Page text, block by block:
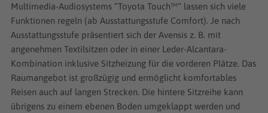
Multimedia-Audiosystems “Toyota Touch™” lassen sich viele
Funktionen regeln (ab Ausstattungsstufe Comfort). Je nach
Ausstattungsstufe präsentiert sich der Avensis z. B. mit
angenehmen Textilsitzen oder in einer Leder-Alcantara-
Kombination inklusive Sitzheizung für die vorderen Plätze. Das
Raumangebot ist großzügig und ermöglicht komfortables
Reisen auch auf langen Strecken. Die hintere Sitzreihe kann
übrigens zu einem ebenen Boden umgeklappt werden und